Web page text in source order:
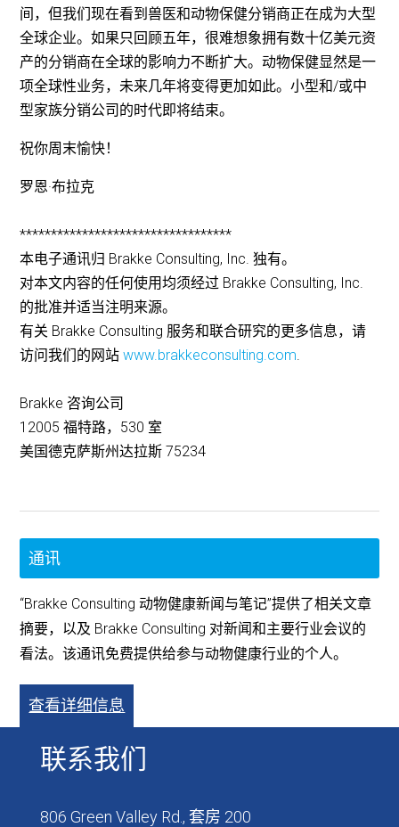
间，但我们现在看到兽医和动物保健分销商正在成为大型
全球企业。如果只回顾五年，很难想象拥有数十亿美元资
产的分销商在全球的影响力不断扩大。动物保健显然是一
项全球性业务，未来几年将变得更加如此。小型和/或中
型家族分销公司的时代即将结束。
祝你周末愉快！
罗恩·布拉克
**********************************
本电子通讯归 Brakke Consulting, Inc. 独有。
对本文内容的任何使用均须经过 Brakke Consulting, Inc.
的批准并适当注明来源。
有关 Brakke Consulting 服务和联合研究的更多信息，请
访问我们的网站www.brakkeconsulting.com.
Brakke 咨询公司
12005 福特路，530 室
美国德克萨斯州达拉斯 75234
通讯
“Brakke Consulting 动物健康新闻与笔记”提供了相关文章
摘要，以及 Brakke Consulting 对新闻和主要行业会议的
看法。该通讯免费提供给参与动物健康行业的个人。
查看详细信息
联系我们
806 Green Valley Rd., 套房 200